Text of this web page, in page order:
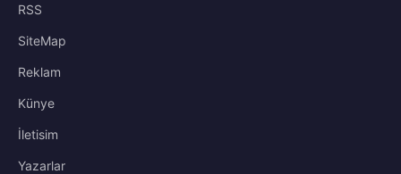
RSS
SiteMap
Reklam
Künye
İletisim
Yazarlar